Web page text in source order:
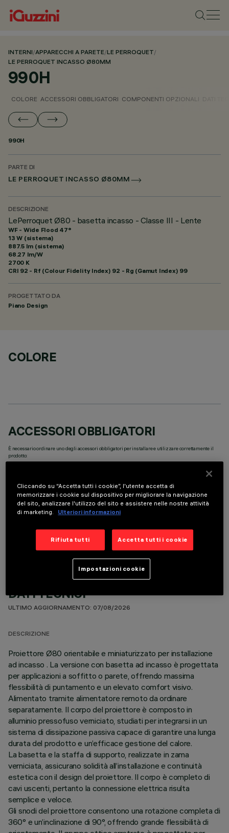
INTERNI/APPARECCHI A PARETE/LE PERROQUET/
LE PERROQUET INCASSO Ø80MM
990H
COLORE ACCESSORI OBBLIGATORI COMPONENTI OPZIONALI
990H
PARTE DI
LE PERROQUET INCASSO Ø80MM
DESCRIZIONE
LePerroquet Ø80 - basetta incasso - Classe III - Lente
WF - Wide Flood 47°
13 W (sistema)
887.5 lm (sistema)
68.27 lm/W
2700 K
CRI 92 - Rf (Colour Fidelity Index) 92 - Rg (Gamut Index) 99
PROGETTATO DA
Piano Design
COLORE
ACCESSORI OBBLIGATORI
È necessario ordinare uno degli accessori obbligatori per installare e utilizzare correttamente il
prodotto:
COMPONENTI OPZIONALI
DATI TECNICI
ULTIMO AGGIORNAMENTO: 07/08/2026
DESCRIZIONE
Proiettore Ø80 orientabile e miniaturizzato per installazione
ad incasso . La versione con basetta ad incasso è progettata
per applicazioni a soffitto o parete, offrendo massima
flessibilità di puntamento e un elevato comfort visivo.
Alimentato tramite alimentatore remoto da ordinare
separatamente. Il corpo del proiettore è composto in
alluminio pressofuso verniciato, studiati per integrarsi in un
sistema di dissipazione passiva capace di garantire una lunga
durata del prodotto e un’efficace gestione del calore.
La basetta e la staffa di supporto, realizzate in zama
verniciata, assicurano solidità all’installazione e continuità
estetica con il design del proiettore. Il corpo è completo di
cavi uscenti, pertanto la connessione elettrica risulta
semplice e veloce.
Gli snodi del proiettore consentono una rotazione completa di
360° e un’inclinazione di 90°, offrendo grande flessibilità di
Cliccando su “Accetta tutti i cookie”, l'utente accetta di
memorizzare i cookie sul dispositivo per migliorare la navigazione
del sito, analizzare l'utilizzo del sito e assistere nelle nostre attività
di marketing.
Ulteriori informazioni
Rifiuta tutti Accetta tutti i cookie
Impostazioni cookie